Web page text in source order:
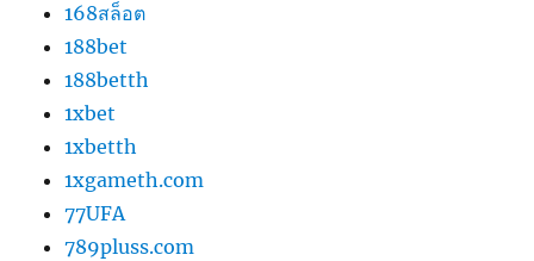
168สล็อต
188bet
188betth
1xbet
1xbetth
1xgameth.com
77UFA
789pluss.com